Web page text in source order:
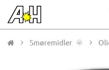
Smøremidler